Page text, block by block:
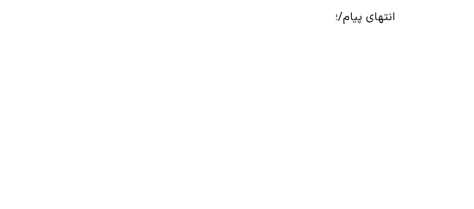
انتهای پیام/؛